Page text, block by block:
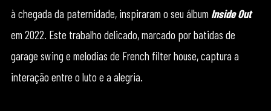
à chegada da paternidade, inspiraram o seu álbum Inside Out
em 2022. Este trabalho delicado, marcado por batidas de
garage swing e melodias de French filter house, captura a
interação entre o luto e a alegria.